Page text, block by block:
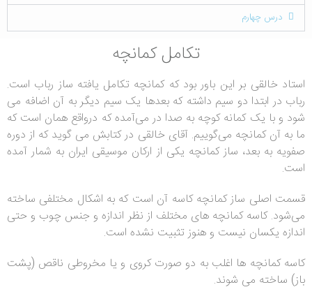
درس چهارم
تکامل کمانچه
استاد خالقی بر این باور بود که کمانچه تکامل یافته ساز رباب است.
رباب در ابتدا دو سیم داشته که بعدها یک سیم دیگر به آن اضافه می
شود و با یک کمانه کوچه به صدا در می‌آمده که درواقع همان است که
ما به آن کمانچه می‌گوییم. آقای خالقی در کتابش می گوید که از دوره
صفویه به بعد، ساز کمانچه یکی از ارکان موسیقی ایران به شمار آمده
است.
قسمت اصلی ساز کمانچه کاسه آن است که به اشکال مختلفی ساخته
می‌شود. کاسه کمانچه های مختلف از نظر اندازه و جنس چوب و حتی
اندازه یکسان نیست و هنوز تثبیت نشده است.
کاسه کمانچه ها اغلب به دو صورت کروی و یا مخروطی ناقص (پشت
باز) ساخته می شوند.